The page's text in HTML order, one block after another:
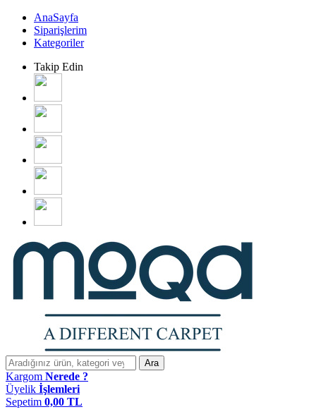
AnaSayfa
Siparişlerim
Kategoriler
Takip Edin
Ara
Kargom Nerede ?
Üyelik İşlemleri
Sepetim 0,00 TL